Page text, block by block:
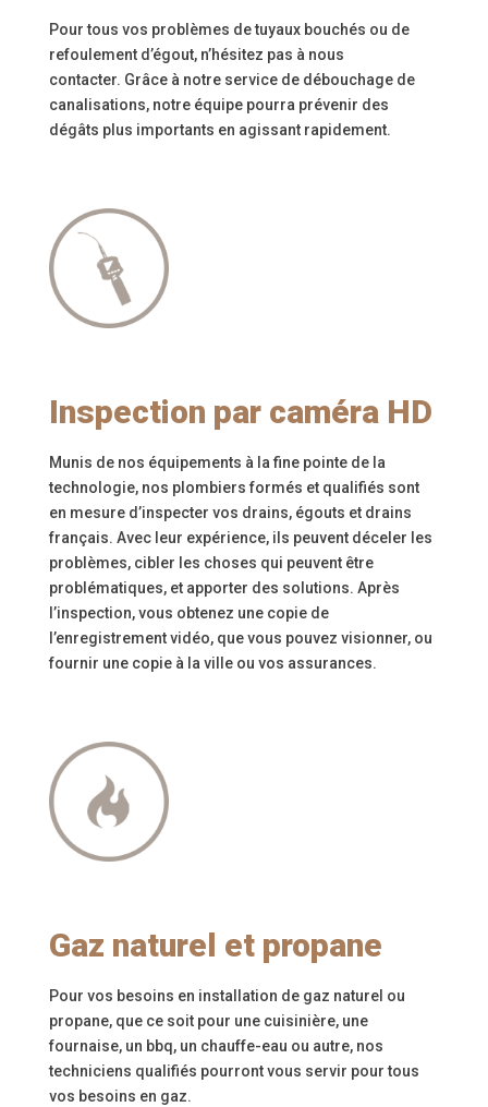
Pour tous vos problèmes de tuyaux bouchés ou de
refoulement d’égout, n’hésitez pas à nous
contacter. Grâce à notre service de débouchage de
canalisations, notre équipe pourra prévenir des
dégâts plus importants en agissant rapidement.
Inspection par caméra HD
Munis de nos équipements à la fine pointe de la
technologie, nos plombiers formés et qualifiés sont
en mesure d’inspecter vos drains, égouts et drains
français. Avec leur expérience, ils peuvent déceler les
problèmes, cibler les choses qui peuvent être
problématiques, et apporter des solutions. Après
l’inspection, vous obtenez une copie de
l’enregistrement vidéo, que vous pouvez visionner, ou
fournir une copie à la ville ou vos assurances.
Gaz naturel et propane
Pour vos besoins en installation de gaz naturel ou
propane, que ce soit pour une cuisinière, une
fournaise, un bbq, un chauffe-eau ou autre, nos
techniciens qualifiés pourront vous servir pour tous
vos besoins en gaz.